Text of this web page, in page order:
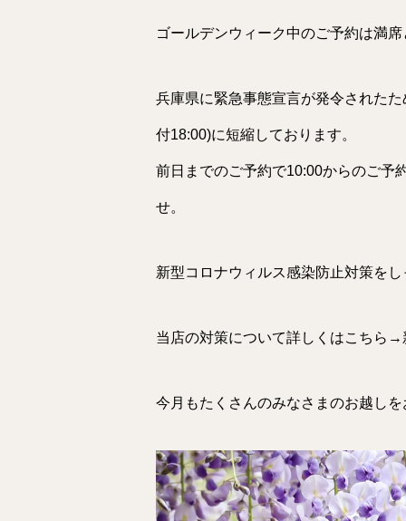
ゴールデンウィーク中のご予約は満
兵庫県に緊急事態宣言が発令されたた
付18:00)に短縮しております。
前日までのご予約で10:00からのご予
せ。
新型コロナウィルス感染防止対策を
当店の対策について詳しくはこちら→
今月もたくさんのみなさまのお越し